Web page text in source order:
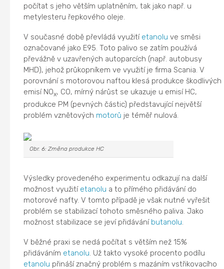
počítat s jeho větším uplatněním, tak jako např. u
metylesteru řepkového oleje.
V současné době převládá využití etanolu ve směsi
označované jako E95. Toto palivo se zatím používá
převážně v uzavřených autoparcích (např. autobusy
MHD), jehož průkopníkem ve využití je firma Scania. V
porovnání s motorovou naftou klesá produkce škodlivých
emisí NOx, CO, mírný nárůst se ukazuje u emisí HC,
produkce PM (pevných částic) představující největší
problém vznětových motorů je téměř nulová.
Obr. 6: Změna produkce HC
Výsledky provedeného experimentu odkazují na další
možnost využití etanolu a to přímého přidávání do
motorové nafty. V tomto případě je však nutné vyřešit
problém se stabilizací tohoto směsného paliva. Jako
možnost stabilizace se jeví přidávání butanolu.
V běžné praxi se nedá počítat s větším než 15%
přidáváním etanolu. Už takto vysoké procento podílu
etanolu přináší značný problém s mazáním vstřikovacího